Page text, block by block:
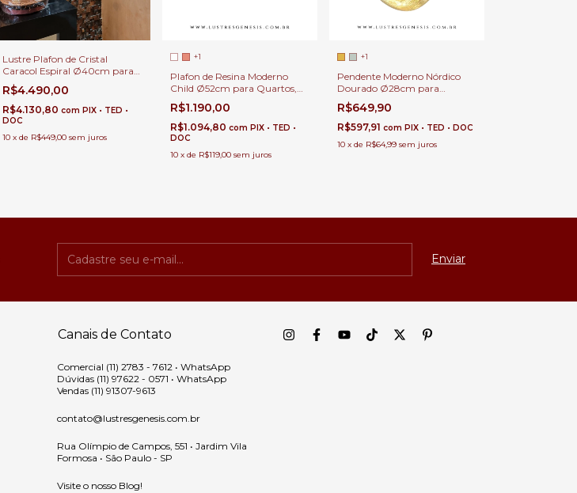
Lustre Plafon de Cristal
Caracol Espiral Ø40cm para
Sala de Jantar, Lavabo e
Cabeceira de Cama.
R$4.490,00
R$4.130,80com PIX • TED •
DOC
10 xde R$449,00 sem juros
+1
Plafon de Resina Moderno
Child Ø52cm para Quartos,
Hall, Corredor, Escritório e
Área Gourmet
R$1.190,00
R$1.094,80 com PIX • TED •
DOC
10 x de R$119,00 sem juros
+1
Pendente Moderno Nórdico
Dourado Ø28cm para
Cabeceira de Cama, Balcão de
Cozinha, Quartos e Lavabo
R$649,90
R$597,91 com PIX • TED • DOC
10 x de R$64,99 sem juros
Canais de Contato
Comercial (11) 2783 - 7612 • WhatsApp
Dúvidas (11) 97622 - 0571 • WhatsApp
Vendas (11) 91307-9613
contato@lustresgenesis.com.br
Rua Olímpio de Campos, 551 • Jardim Vila
Formosa • São Paulo - SP
Visite o nosso Blog!